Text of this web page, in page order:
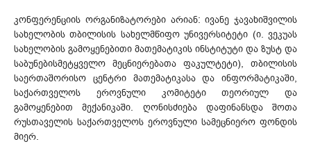
კონფერენციის ორგანიზატორები არიან: ივანე ჯავახიშვილის
სახელობის თბილისის სახელმწიფო უნივერსიტეტი (ი. ვეკუას
სახელობის გამოყენებითი მათემატიკის ინსტიტუტი და ზუსტ და
საბუნებისმეტყველო მეცნიერებათა ფაკულტეტი), თბილისის
საერთაშორისო ცენტრი მათემატიკასა და ინფორმატიკაში,
საქართველოს ეროვნული კომიტეტი თეორიულ და
გამოყენებით მექანიკაში. ღონისძიება დაფინანსდა შოთა
რუსთაველის საქართველოს ეროვნული სამეცნიერო ფონდის
მიერ.